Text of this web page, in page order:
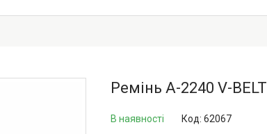
Ремінь А-2240 V-BELT
В наявності Код: 62067